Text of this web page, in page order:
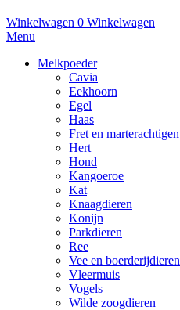
Winkelwagen 0 Winkelwagen
Menu
Melkpoeder
Cavia
Eekhoorn
Egel
Haas
Fret en marterachtigen
Hert
Hond
Kangoeroe
Kat
Knaagdieren
Konijn
Parkdieren
Ree
Vee en boerderijdieren
Vleermuis
Vogels
Wilde zoogdieren